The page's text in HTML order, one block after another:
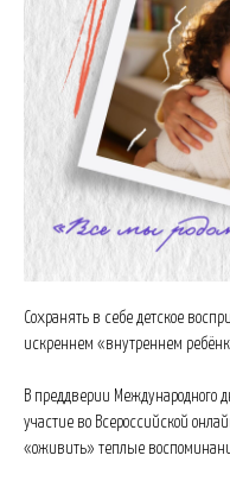
Сохранять в себе детское
искреннем «внутреннем
В преддверии Международного
участие во Всероссийской
«оживить» теплые